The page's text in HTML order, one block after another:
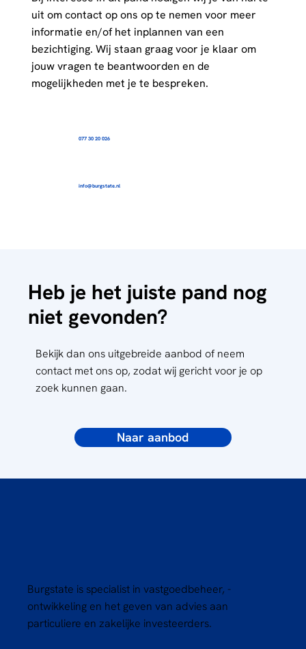
uit om contact op ons op te nemen voor meer
informatie en/of het inplannen van een
bezichtiging. Wij staan graag voor je klaar om
jouw vragen te beantwoorden en de
mogelijkheden met je te bespreken.
077 30 20 026
info@burgstate.nl
Heb je het juiste pand nog
niet gevonden?
Bekijk dan ons uitgebreide aanbod of neem
contact met ons op, zodat wij gericht voor je op
zoek kunnen gaan.
Naar aanbod
Burgstate is specialist in vastgoedbeheer, -
ontwikkeling en het geven van advies aan
particuliere en zakelijke investeerders.